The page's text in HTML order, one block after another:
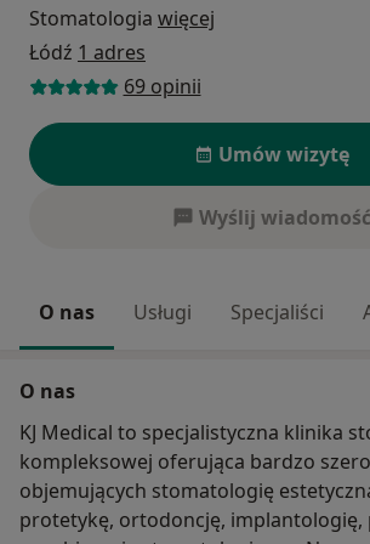
Stomatologia więcej
Łódź 1 adres
69 opinii
Umów wizytę
Wyślij wiadomość
O nas Usługi Specjaliści
O nas
KJ Medical to specjalistyczna klinika
kompleksowej oferująca bardzo
objemujących stomatologię
protetykę, ortodoncję,